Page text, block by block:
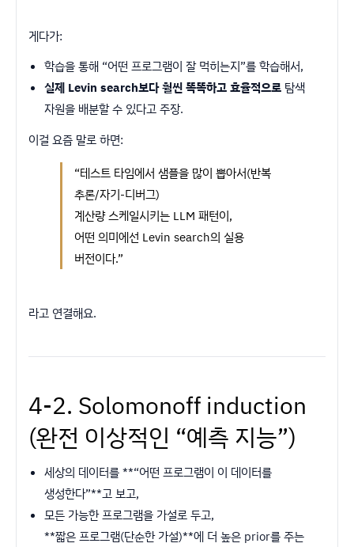
게다가:
학습을 통해 “어떤 프로그램이 잘 먹히는지”를 학습해서,
실제 Levin search보다 훨씬 똑똑하고 효율적으로 탐색
자원을 배분할 수 있다고 주장.
이걸 요즘 말로 하면:
“테스트 타임에서 샘플을 많이 뽑아서(반복
추론/자기-디버그)
계산량 스케일시키는 LLM 패턴이,
어떤 의미에선 Levin search의 실용
버전이다.”
라고 연결해요.
4-2. Solomonoff induction
(완전 이상적인 “예측 지능”)
세상의 데이터를 **“어떤 프로그램이 이 데이터를
생성한다”**고 보고,
모든 가능한 프로그램을 가설로 두고,
**짧은 프로그램(단순한 가설)**에 더 높은 prior를 주는